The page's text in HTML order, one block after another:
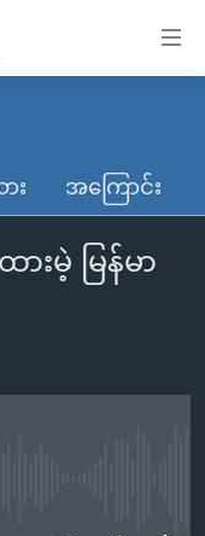
း အကြောင်း
မဲ့ မြန်မာ